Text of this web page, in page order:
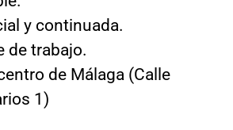
y continuada.
de trabajo.
de Málaga (Calle
1)